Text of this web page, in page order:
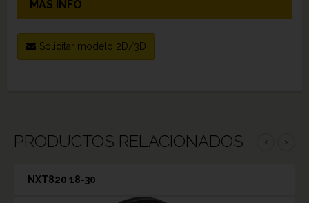
MÁS INFO
Solicitar modelo 2D/3D
PRODUCTOS RELACIONADOS ‹ ›
NXT820 18-30